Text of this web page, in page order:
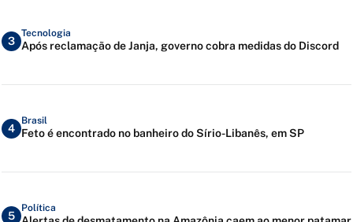
3
Tecnologia
Após reclamação de Janja, governo cobra medidas do Discord
4
Brasil
Feto é encontrado no banheiro do Sírio-Libanês, em SP
5
Política